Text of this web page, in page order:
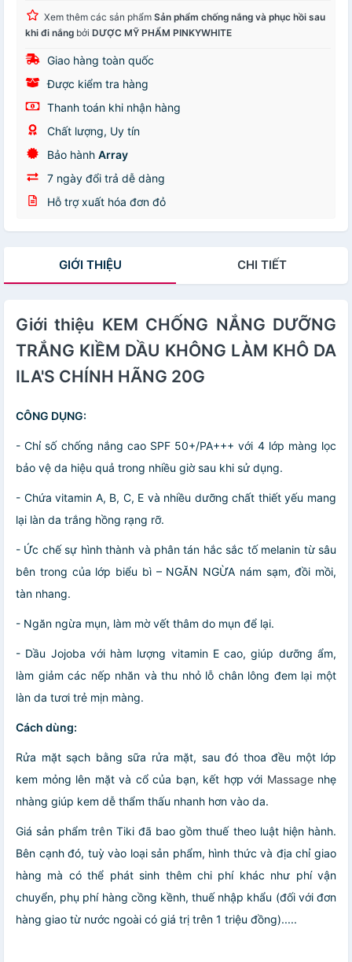
Xem thêm các sản phẩm Sản phẩm chống nắng và phục hồi sau
khi đi nắng bởi DƯỢC MỸ PHẨM PINKYWHITE
Giao hàng toàn quốc
Được kiểm tra hàng
Thanh toán khi nhận hàng
Chất lượng, Uy tín
Bảo hành Array
7 ngày đổi trả dễ dàng
Hỗ trợ xuất hóa đơn đỏ
GIỚI THIỆU CHI TIẾT
Giới thiệu KEM CHỐNG NẮNG DƯỠNG
TRẮNG KIỀM DẦU KHÔNG LÀM KHÔ DA
ILA'S CHÍNH HÃNG 20G
CÔNG DỤNG:
- Chỉ số chống nắng cao SPF 50+/PA+++ với 4 lớp màng lọc
bảo vệ da hiệu quả trong nhiều giờ sau khi sử dụng.
- Chứa vitamin A, B, C, E và nhiều dưỡng chất thiết yếu mang
lại làn da trắng hồng rạng rỡ.
- Ức chế sự hình thành và phân tán hắc sắc tố melanin từ sâu
bên trong của lớp biểu bì – NGĂN NGỪA nám sạm, đồi mồi,
tàn nhang.
- Ngăn ngừa mụn, làm mờ vết thâm do mụn để lại.
- Dầu Jojoba với hàm lượng vitamin E cao, giúp dưỡng ẩm,
làm giảm các nếp nhăn và thu nhỏ lỗ chân lông đem lại một
làn da tươi trẻ mịn màng.
Cách dùng:
Rửa mặt sạch bằng sữa rửa mặt, sau đó thoa đều một lớp
kem mỏng lên mặt và cổ của bạn, kết hợp với Massagenhẹ
nhàng giúp kem dễ thẩm thấu nhanh hơn vào da.
Giá sản phẩm trên Tiki đã bao gồm thuế theo luật hiện hành.
Bên cạnh đó, tuỳ vào loại sản phẩm, hình thức và địa chỉ giao
hàng mà có thể phát sinh thêm chi phí khác như phí vận
chuyển, phụ phí hàng cồng kềnh, thuế nhập khẩu (đối với đơn
hàng giao từ nước ngoài có giá trị trên 1 triệu đồng).....